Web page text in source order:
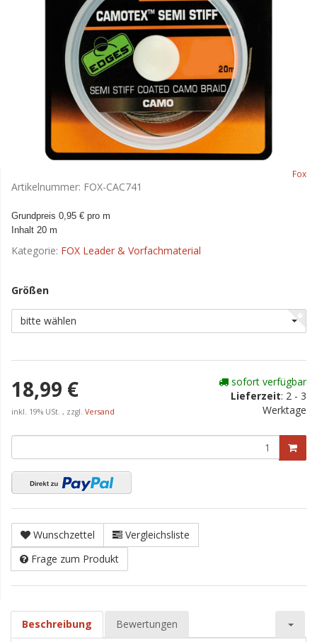
Fox
Artikelnummer: FOX-CAC741
Grundpreis 0,95 € pro m
Inhalt 20 m
Kategorie: FOX Leader & Vorfachmaterial
Größen
bitte wählen
18,99 €
inkl. 19% USt. , zzgl. Versand
sofort verfügbar
Lieferzeit: 2 - 3
Werktage
Wunschzettel
Vergleichsliste
Frage zum Produkt
Beschreibung Bewertungen